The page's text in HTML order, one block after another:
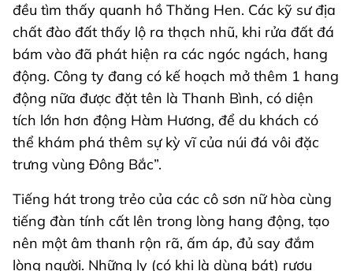
đều tìm thấy quanh hồ Thăng Hen. Các kỹ sư địa
chất đào đất thấy lộ ra thạch nhũ, khi rửa đất đá
bám vào đã phát hiện ra các ngóc ngách, hang
động. Công ty đang có kế hoạch mở thêm 1 hang
động nữa được đặt tên là Thanh Bình, có diện
tích lớn hơn động Hàm Hương, để du khách có
thể khám phá thêm sự kỳ vĩ của núi đá vôi đặc
trưng vùng Đông Bắc”.
Tiếng hát trong trẻo của các cô sơn nữ hòa cùng
tiếng đàn tính cất lên trong lòng hang động, tạo
nên một âm thanh rộn rã, ấm áp, đủ say đắm
lòng người. Những ly (có khi là dùng bát) rượu